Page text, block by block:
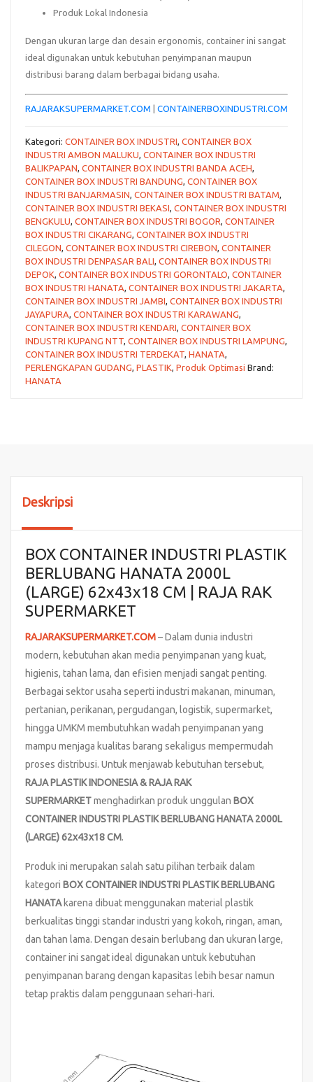
Produk Lokal Indonesia
Dengan ukuran large dan desain ergonomis, container ini sangat
ideal digunakan untuk kebutuhan penyimpanan maupun
distribusi barang dalam berbagai bidang usaha.
RAJARAKSUPERMARKET.COM | CONTAINERBOXINDUSTRI.COM
Kategori: CONTAINER BOX INDUSTRI, CONTAINER BOX
INDUSTRI AMBON MALUKU, CONTAINER BOX INDUSTRI
BALIKPAPAN, CONTAINER BOX INDUSTRI BANDA ACEH,
CONTAINER BOX INDUSTRI BANDUNG, CONTAINER BOX
INDUSTRI BANJARMASIN, CONTAINER BOX INDUSTRI BATAM,
CONTAINER BOX INDUSTRI BEKASI, CONTAINER BOX INDUSTRI
BENGKULU, CONTAINER BOX INDUSTRI BOGOR, CONTAINER
BOX INDUSTRI CIKARANG, CONTAINER BOX INDUSTRI
CILEGON, CONTAINER BOX INDUSTRI CIREBON, CONTAINER
BOX INDUSTRI DENPASAR BALI, CONTAINER BOX INDUSTRI
DEPOK, CONTAINER BOX INDUSTRI GORONTALO, CONTAINER
BOX INDUSTRI HANATA, CONTAINER BOX INDUSTRI JAKARTA,
CONTAINER BOX INDUSTRI JAMBI, CONTAINER BOX INDUSTRI
JAYAPURA, CONTAINER BOX INDUSTRI KARAWANG,
CONTAINER BOX INDUSTRI KENDARI, CONTAINER BOX
INDUSTRI KUPANG NTT, CONTAINER BOX INDUSTRI LAMPUNG,
CONTAINER BOX INDUSTRI TERDEKAT, HANATA,
PERLENGKAPAN GUDANG, PLASTIK, Produk Optimasi Brand:
HANATA
Deskripsi
BOX CONTAINER INDUSTRI PLASTIK
BERLUBANG HANATA 2000L
(LARGE) 62x43x18 CM | RAJA RAK
SUPERMARKET
RAJARAKSUPERMARKET.COM– Dalam dunia industri
modern, kebutuhan akan media penyimpanan yang kuat,
higienis, tahan lama, dan efisien menjadi sangat penting.
Berbagai sektor usaha seperti industri makanan, minuman,
pertanian, perikanan, pergudangan, logistik, supermarket,
hingga UMKM membutuhkan wadah penyimpanan yang
mampu menjaga kualitas barang sekaligus mempermudah
proses distribusi. Untuk menjawab kebutuhan tersebut,
RAJA PLASTIK INDONESIA & RAJA RAK
SUPERMARKETmenghadirkan produk unggulan BOX
CONTAINER INDUSTRI PLASTIK BERLUBANG HANATA 2000L
(LARGE) 62x43x18 CM.
Produk ini merupakan salah satu pilihan terbaik dalam
kategori BOX CONTAINER INDUSTRI PLASTIK BERLUBANG
HANATAkarena dibuat menggunakan material plastik
berkualitas tinggi standar industri yang kokoh, ringan, aman,
dan tahan lama. Dengan desain berlubang dan ukuran large,
container ini sangat ideal digunakan untuk kebutuhan
penyimpanan barang dengan kapasitas lebih besar namun
tetap praktis dalam penggunaan sehari-hari.